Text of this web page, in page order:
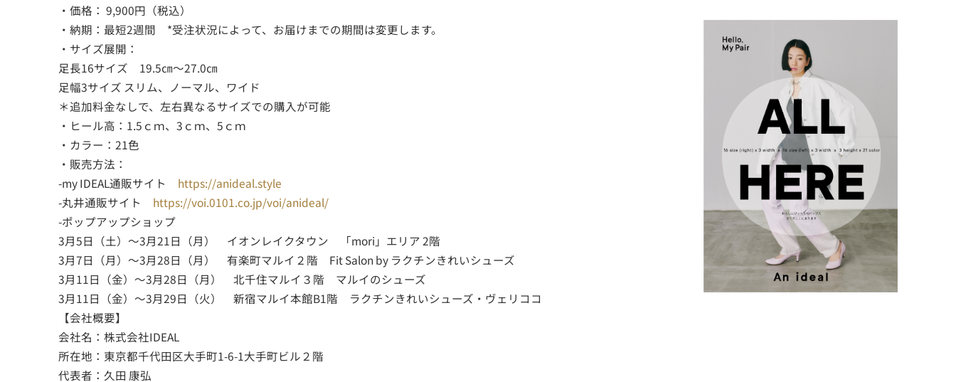
・価格： 9,900円（税込）
・納期：最短2週間 *受注状況によって、お届けまでの期間は変更します。
・サイズ展開：
足長16サイズ 19.5㎝～27.0㎝
足幅3サイズ スリム、ノーマル、ワイド
＊追加料金なしで、左右異なるサイズでの購入が可能
・ヒール高：1.5ｃｍ、3ｃｍ、5ｃｍ
・カラー：21色
・販売方法：
-my IDEAL通販サイト https://anideal.style
-丸井通販サイト https://voi.0101.co.jp/voi/anideal/
-ポップアップショップ
3月5日（土）～3月21日（月） イオンレイクタウン 「mori」エリア 2階
3月7日（月）～3月28日（月） 有楽町マルイ２階 Fit Salon by ラクチンきれいシューズ
3月11日（金）～3月28日（月） 北千住マルイ３階 マルイのシューズ
3月11日（金）～3月29日（火） 新宿マルイ本館B1階 ラクチンきれいシューズ・ヴェリココ
【会社概要】
会社名：株式会社IDEAL
所在地：東京都千代田区大手町1-6-1大手町ビル２階
代表者：久田 康弘